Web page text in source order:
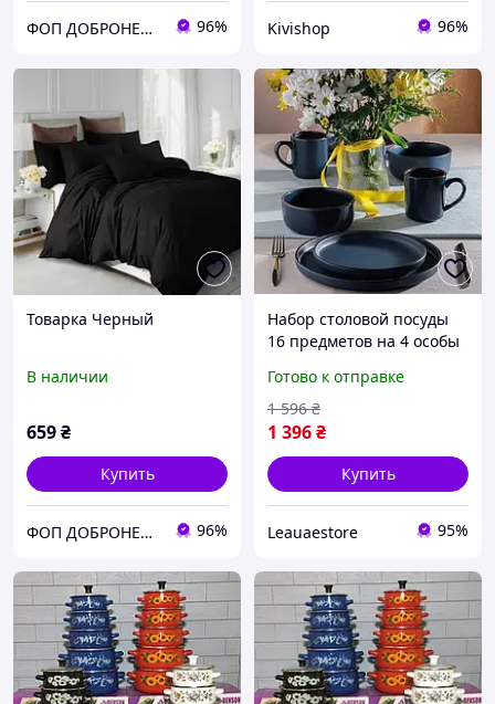
ФОП ДОБРОНЕЦЬКА С.М. 96% Kivishop 96%
Товарка Черный
В наличии
659₴
Купить
ФОП ДОБРОНЕЦЬКА С.М. 96%
Набор столовой посуды
16 предметов на 4 особы
Готово к отправке
1 396₴
1 596 ₴
Купить
Leauaestore 95%